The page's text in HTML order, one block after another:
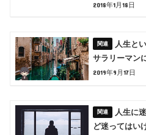
2018年1月18日
人生と
サラリーマン
2019年9月17日
人生に
ど迷ってはい